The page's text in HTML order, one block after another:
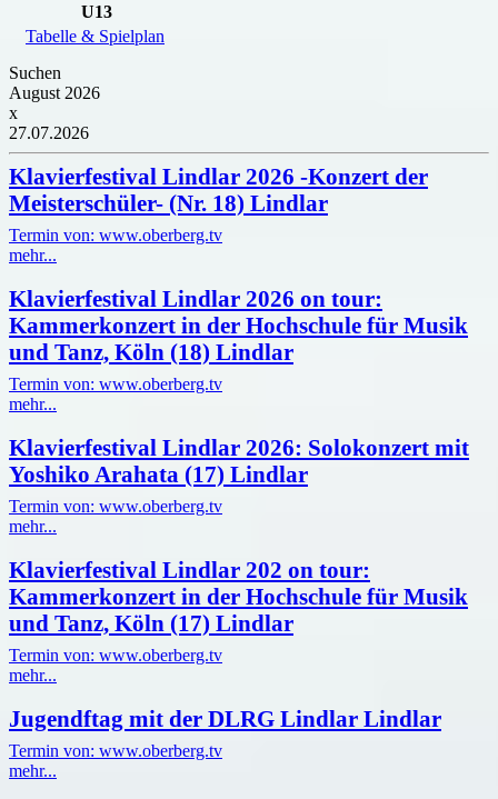
U13
Tabelle & Spielplan
Suchen
August 2026
x
27.07.2026
Klavierfestival Lindlar 2026 -Konzert der
Meisterschüler- (Nr. 18) Lindlar
Termin von: www.oberberg.tv
mehr...
Klavierfestival Lindlar 2026 on tour:
Kammerkonzert in der Hochschule für Musik
und Tanz, Köln (18) Lindlar
Termin von: www.oberberg.tv
mehr...
Klavierfestival Lindlar 2026: Solokonzert mit
Yoshiko Arahata (17) Lindlar
Termin von: www.oberberg.tv
mehr...
Klavierfestival Lindlar 202 on tour:
Kammerkonzert in der Hochschule für Musik
und Tanz, Köln (17) Lindlar
Termin von: www.oberberg.tv
mehr...
Jugendftag mit der DLRG Lindlar Lindlar
Termin von: www.oberberg.tv
mehr...